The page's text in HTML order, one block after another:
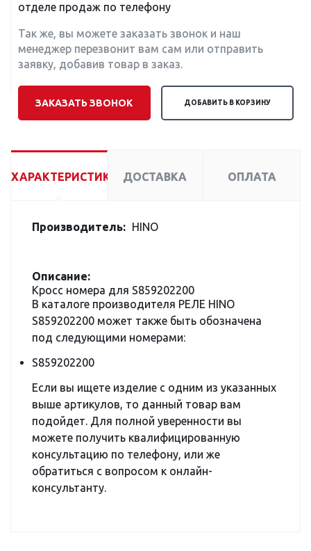
отделе продаж по телефону
Так же, вы можете заказать звонок и наш
менеджер перезвонит вам сам или отправить
заявку, добавив товар в заказ.
ЗАКАЗАТЬ ЗВОНОК ДОБАВИТЬ В КОРЗИНУ
ХАРАКТЕРИСТИКИ ДОСТАВКА ОПЛАТА
Производитель: HINO
Описание:
Кросс номера для S859202200
В каталоге производителя РЕЛЕ HINO
S859202200 может также быть обозначена
под следующими номерами:
S859202200
Если вы ищете изделие с одним из указанных
выше артикулов, то данный товар вам
подойдет. Для полной уверенности вы
можете получить квалифицированную
консультацию по телефону, или же
обратиться с вопросом к онлайн-
консультанту.